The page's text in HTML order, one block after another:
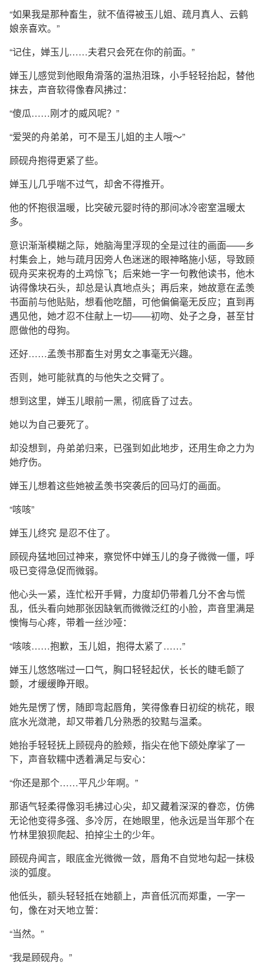
“如果我是那种畜生，就不值得被玉儿姐、疏月真人、云鹤
娘亲喜欢。”
“记住，婵玉儿……夫君只会死在你的前面。”
婵玉儿感觉到他眼角滑落的温热泪珠，小手轻轻抬起，替他
抹去，声音软得像春风拂过：
“傻瓜……刚才的威风呢？”
“爱哭的舟弟弟，可不是玉儿姐的主人哦～”
顾砚舟抱得更紧了些。
婵玉儿几乎喘不过气，却舍不得推开。
他的怀抱很温暖，比突破元婴时待的那间冰冷密室温暖太
多。
意识渐渐模糊之际，她脑海里浮现的全是过往的画面——乡
村集会上，她与疏月因旁人色迷迷的眼神略施小惩，导致顾
砚舟买来祝寿的土鸡惊飞；后来她一字一句教他读书，他木
讷得像块石头，却总是认真地点头；再后来，她故意在孟羡
书面前与他贴贴，想看他吃醋，可他偏偏毫无反应；直到再
遇见他，她才忍不住献上一切——初吻、处子之身，甚至甘
愿做他的母狗。
还好……孟羡书那畜生对男女之事毫无兴趣。
否则，她可能就真的与他失之交臂了。
想到这里，婵玉儿眼前一黑，彻底昏了过去。
她以为自己要死了。
却没想到，舟弟弟归来，已强到如此地步，还用生命之力为
她疗伤。
婵玉儿想着这些她被孟羡书突袭后的回马灯的画面。
“咳咳”
婵玉儿终究 是忍不住了。
顾砚舟猛地回过神来，察觉怀中婵玉儿的身子微微一僵，呼
吸已变得急促而微弱。
他心头一紧，连忙松开手臂，力度却仍带着几分不舍与慌
乱，低头看向她那张因缺氧而微微泛红的小脸，声音里满是
懊悔与心疼，带着一丝沙哑：
“咳咳……抱歉，玉儿姐，抱得太紧了……”
婵玉儿悠悠喘过一口气，胸口轻轻起伏，长长的睫毛颤了
颤，才缓缓睁开眼。
她先是愣了愣，随即弯起唇角，笑得像春日初绽的桃花，眼
底水光潋滟，却又带着几分熟悉的狡黠与温柔。
她抬手轻轻抚上顾砚舟的脸颊，指尖在他下颌处摩挲了一
下，声音软糯中透着满足与安心：
“你还是那个……平凡少年啊。”
那语气轻柔得像羽毛拂过心尖，却又藏着深深的眷恋，仿佛
无论他变得多强、多冷厉，在她眼里，他永远是当年那个在
竹林里狼狈爬起、拍掉尘土的少年。
顾砚舟闻言，眼底金光微微一敛，唇角不自觉地勾起一抹极
淡的弧度。
他低头，额头轻轻抵在她额上，声音低沉而郑重，一字一
句，像在对天地立誓：
“当然。”
“我是顾砚舟。”